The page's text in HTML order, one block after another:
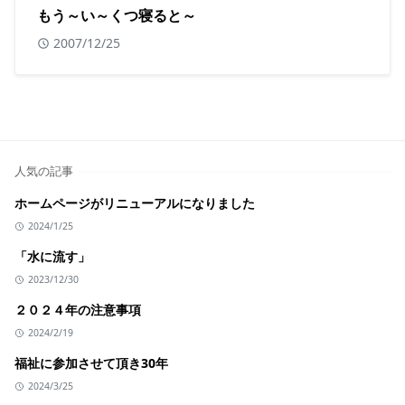
もう～い～くつ寝ると～
2007/12/25
人気の記事
ホームページがリニューアルになりました
2024/1/25
「水に流す」
2023/12/30
２０２４年の注意事項
2024/2/19
福祉に参加させて頂き30年
2024/3/25